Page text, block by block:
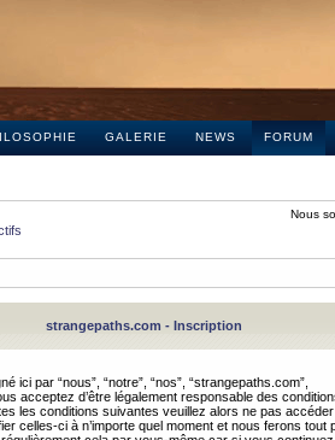
GALERIE NEWS FORUM
Nous
strangepaths.com - Inscription
ici par “nous”, “notre”, “nos”, “strangepaths.com”,
acceptez d’être légalement responsable des
les conditions suivantes veuillez alors ne pas
celles-ci à n’importe quel moment et nous ferons tout